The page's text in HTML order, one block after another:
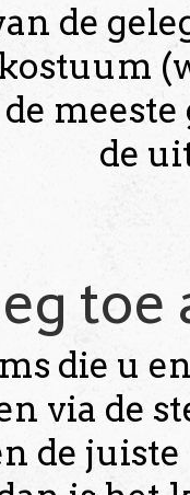
de
de
die u
via de
de